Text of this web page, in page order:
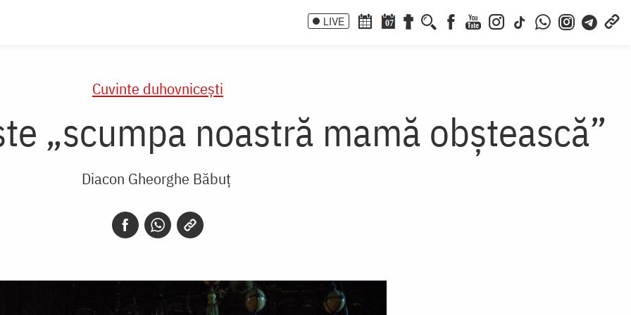
LIVE 07
Cuvinte duhovnicești
„scumpa noastră mamă obștească”
Diacon Gheorghe Băbuț